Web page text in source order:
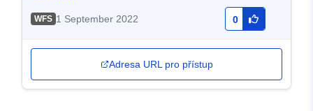
WFS 1 September 2022 0
Adresa URL pro přístup